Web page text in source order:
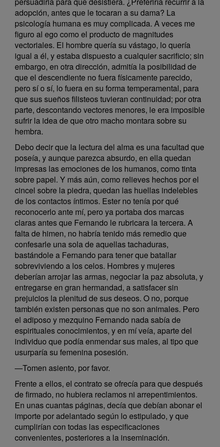
adopción, antes que le tocaran a su dama? La
psicología humana es muy complicada. A veces me
figuro al ego como el producto de magnitudes
vectoriales. El hombre quería su vástago, lo quería
igual a él, y estaba dispuesto a cualquier sacrificio; sin
embargo, en otra dirección, admitía la posibilidad de
que el descendiente no fuera físicamente parecido,
pero sí o sí, lo fuera en su forma temperamental, para
que sus sueños filisteos tuvieran continuidad; por otra
parte, descontando vectores menores, le era imposible
sufrir la idea de que otro macho montara sobre su
hembra.
Debo decir que la lectura del alma es una facultad que
poseía, y aunque parezca absurdo, en ella quedan
impresas las emociones de los humanos, como tinta
sobre papel. Y más aún, como relieves hechos por el
cincel sobre la piedra, quedan las huellas indelebles
de los contactos íntimos. Ester no tenía por qué
reconocerlo ante mí, pero ya portaba dos marcas
claras antes que Fernando le rubricara la tercera. A
falta de himen, no habría tenido más remedio que
confesarle una sola de aquellas tachaduras,
bastándole a Fernando para tener que batallar
sobreviviendo a los celos. Hombres y mujeres
deberían arrojar las armas, negociar la paz absoluta, y
entregarse en gran hermandad, a satisfacer sin
prejuicios la plenitud de sus deseos. O no, porque
también existen personas que no son animales. Pero
el adiposo y mezquino Fernando nada sabía de
espirituales conocimientos, y en mí veía, aparte del
individuo que podía enmendar sus males, al tipo que
usurparía su femenina posesión.
—Tomen asiento, por favor.
Frente a ellos, el contrato se ofrecía para que después
de firmado, no hubiera reclamos ni arrepentimientos.
En unas cuantas páginas, decía que debían abonar el
importe por adelantado según lo estipulado, y que
cumplirían con todas las especificaciones
convenientes, posteriores a la inseminación.